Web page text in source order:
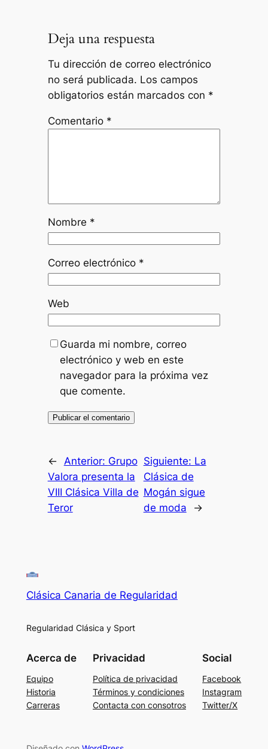
Deja una respuesta
Tu dirección de correo electrónico
no será publicada. Los campos
obligatorios están marcados con *
Comentario *
Nombre *
Correo electrónico *
Web
Guarda mi nombre, correo
electrónico y web en este
navegador para la próxima vez
que comente.
← Anterior: Grupo
Valora presenta la
VIII Clásica Villa de
Teror
Siguiente: La
Clásica de
Mogán sigue
de moda
→
Clásica Canaria de Regularidad
Regularidad Clásica y Sport
Acerca de
Equipo
Historia
Carreras
Privacidad
Política de privacidad
Términos y condiciones
Contacta con consotros
Social
Facebook
Instagram
Twitter/X